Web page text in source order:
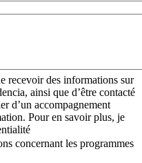
recevoir des informations sur
ainsi que d’être contacté
d’un accompagnement
Pour en savoir plus, je
concernant les programmes